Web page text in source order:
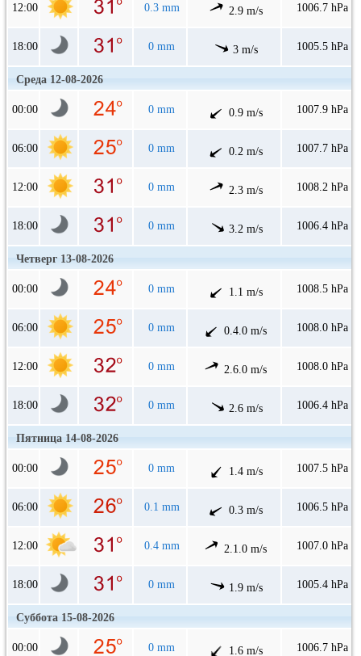
12:00 0.3 mm 2.9 m/s 1006.7 hPa
18:00 0 mm 3 m/s 1005.5 hPa
Среда 12-08-2026
00:00 0 mm 0.9 m/s 1007.9 hPa
06:00 0 mm 0.2 m/s 1007.7 hPa
12:00 0 mm 2.3 m/s 1008.2 hPa
18:00 0 mm 3.2 m/s 1006.4 hPa
Четверг 13-08-2026
00:00 0 mm 1.1 m/s 1008.5 hPa
06:00 0 mm 0.4.0 m/s 1008.0 hPa
12:00 0 mm 2.6.0 m/s 1008.0 hPa
18:00 0 mm 2.6 m/s 1006.4 hPa
Пятница 14-08-2026
00:00 0 mm 1.4 m/s 1007.5 hPa
06:00 0.1 mm 0.3 m/s 1006.5 hPa
12:00 0.4 mm 2.1.0 m/s 1007.0 hPa
18:00 0 mm 1.9 m/s 1005.4 hPa
Суббота 15-08-2026
00:00 0 mm 1.6 m/s 1006.7 hPa